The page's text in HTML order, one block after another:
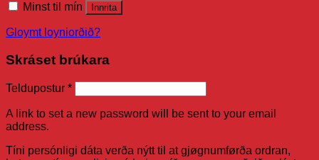
Minst til mín Innrita
Gloymt loyniorðið?
Skráset brúkara
Teldupostur *
A link to set a new password will be sent to your email
address.
Tíni persónligi dáta verða nýtt til at gjøgnumførða ordran,